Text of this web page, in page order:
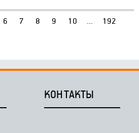
6 7 8 9 10 ...
192
КОНТАКТЫ